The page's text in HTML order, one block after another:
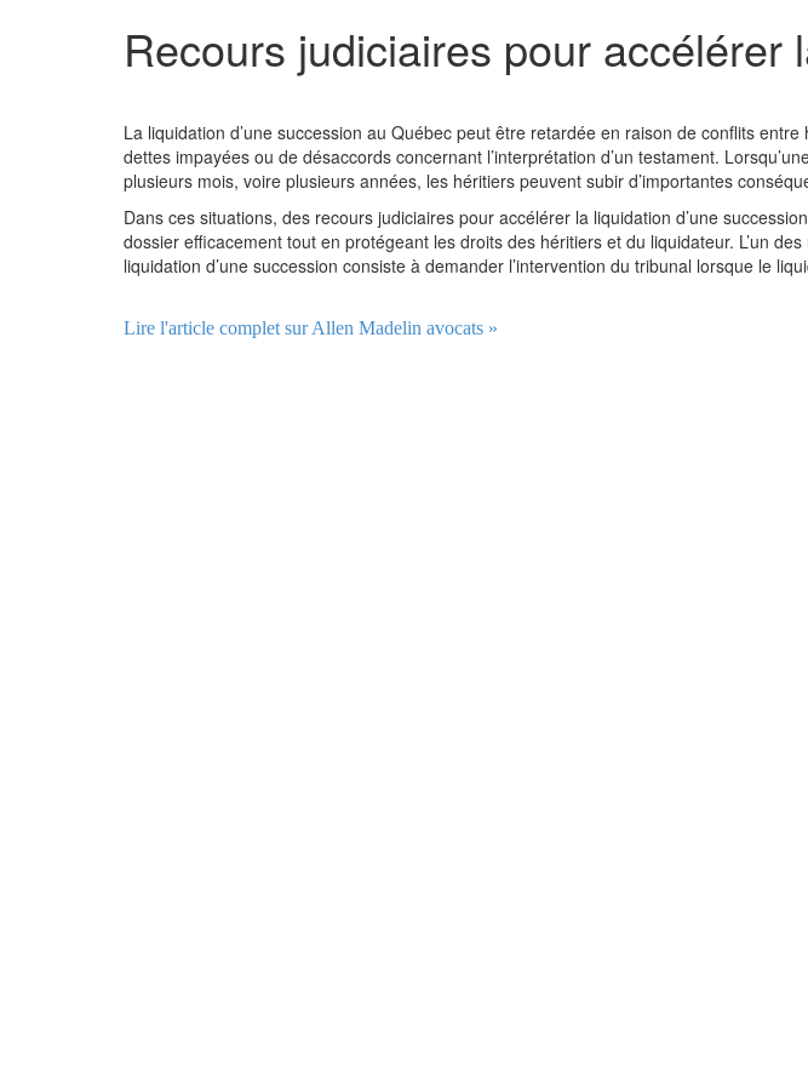
Recours judiciaires pour accélérer
La liquidation d’une succession au Québec peut être retardée en raison de conflits
dettes impayées ou de désaccords concernant l’interprétation d’un testament.
plusieurs mois, voire plusieurs années, les héritiers peuvent subir d’importantes
Dans ces situations, des recours judiciaires pour accélérer la liquidation d’une
dossier efficacement tout en protégeant les droits des héritiers et du liquidateur. L’un
liquidation d’une succession consiste à demander l’intervention du tribunal lorsque le
Lire l'article complet sur Allen Madelin avocats »